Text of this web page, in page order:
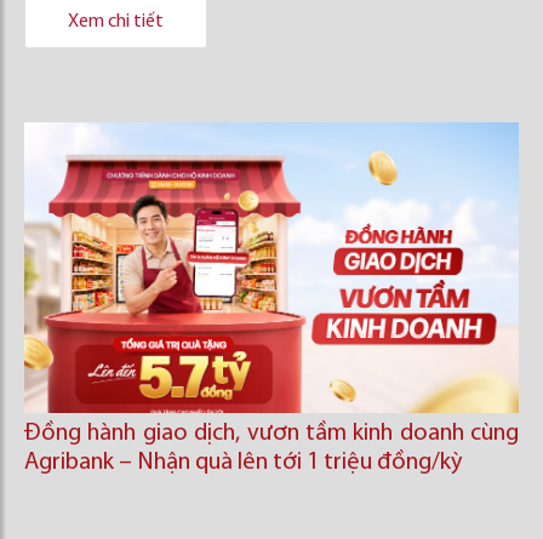
Xem chi tiết
Đồng hành giao dịch, vươn tầm kinh doanh cùng
Agribank – Nhận quà lên tới 1 triệu đồng/kỳ